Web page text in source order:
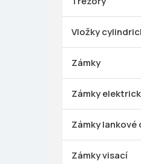
Vložky
Zámky
Zámky
Zámky
Zámky visací